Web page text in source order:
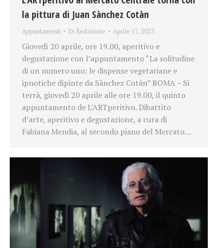
la pittura di Juan Sànchez Cotàn
Appuntamenti Di Redazione Aprile 17, 2023
Giovedì 20 aprile, ore 19.00, aperitivo e
degustazione con l’appuntamento “La solitudine
di un numero uno: le dispense vegetariane e
ipnotiche dipinte da Sànchez Cotàn” ROMA – Si
terrà, giovedì 20 aprile alle ore 19.00, il quinto
appuntamento de L’ARTperitivo. Dibattito
d’arte, aperitivo e degustazione, a cura di
Fabiana Mendia, al secondo piano del Mercato…